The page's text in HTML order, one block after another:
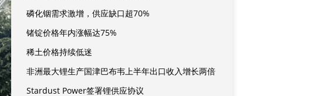
磷化铟需求激增，供应缺口超70%
锗锭价格年内涨幅达75%
稀土价格持续低迷
非洲最大锂生产国津巴布韦上半年出口收入增长两倍
Stardust Power签署锂供应协议